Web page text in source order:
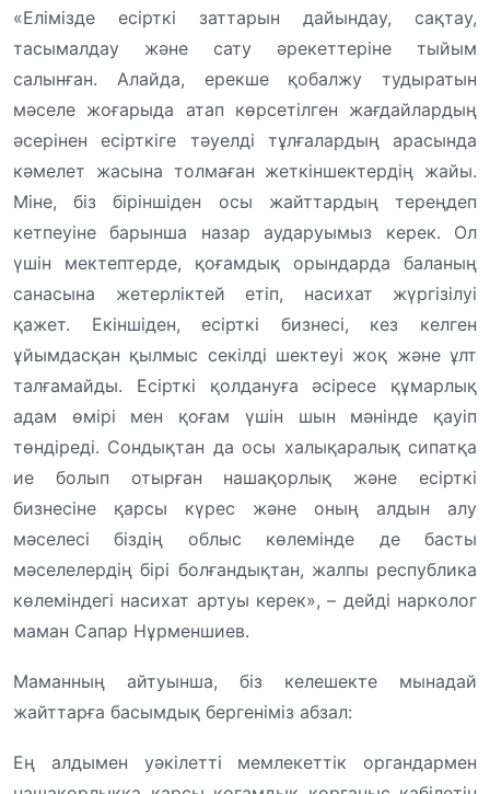
«Елімізде есірткі заттарын дайындау, сақтау,
тасымалдау және сату әрекеттеріне тыйым
салынған. Алайда, ерекше қобалжу тудыратын
мәселе жоғарыда атап көрсетілген жағдайлардың
әсерінен есірткіге тәуелді тұлғалардың арасында
кәмелет жасына толмаған жеткіншектердің жайы.
Міне, біз біріншіден осы жайттардың тереңдеп
кетпеуіне барынша назар аударуымыз керек. Ол
үшін мектептерде, қоғамдық орындарда баланың
санасына жетерліктей етіп, насихат жүргізілуі
қажет. Екіншіден, есірткі бизнесі, кез келген
ұйымдасқан қылмыс секілді шектеуі жоқ және ұлт
талғамайды. Есірткі қолдануға әсіресе құмарлық
адам өмірі мен қоғам үшін шын мәнінде қауіп
төндіреді. Сондықтан да осы халықаралық сипатқа
ие болып отырған нашақорлық және есірткі
бизнесіне қарсы күреc және оның алдын алу
мәселесі біздің облыс көлемінде де басты
мәселелердің бірі болғандықтан, жалпы республика
көлеміндегі насихат артуы керек», – дейді нарколог
маман Сапар Нұрменшиев.
Маманның айтуынша, біз келешекте мынадай
жайттарға басымдық бергеніміз абзал:
Ең алдымен уәкілетті мемлекеттік органдармен